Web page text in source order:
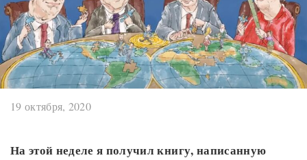
19 октября, 2020
На этой неделе я получил книгу, написанную